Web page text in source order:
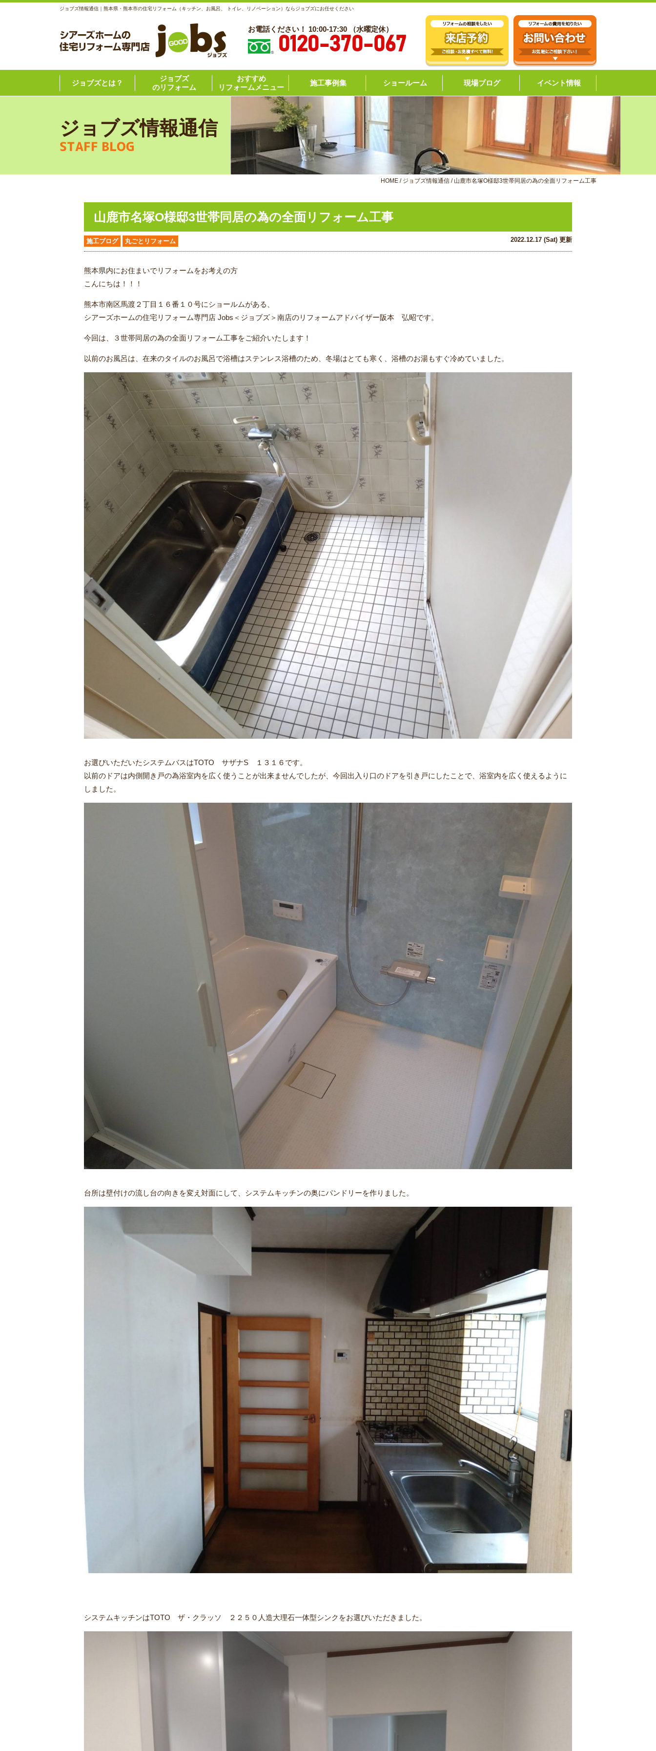
ジョブズ情報通信｜熊本県・熊本市の住宅リフォーム（キッチン、お風呂、 トイレ、リノベーション）ならジョブズにお任せください
お電話ください！ 10:00-17:30 （水曜定休）
0120-370-067
ジョブズとは？
ジョブズ
のリフォーム
おすすめ
リフォームメニュー
施工事例集 ショールーム 現場ブログ イベント情報
ジョブズ情報通信
STAFF BLOG
HOME / ジョブズ情報通信 / 山鹿市名塚O様邸3世帯同居の為の全面リフォーム工事
山鹿市名塚O様邸3世帯同居の為の全面リフォーム工事
施工ブログ 丸ごとリフォーム 2022.12.17 (Sat) 更新
熊本県内にお住まいでリフォームをお考えの方
こんにちは！！！
熊本市南区馬渡２丁目１６番１０号にショールムがある、
シアーズホームの住宅リフォーム専門店 Jobs＜ジョブズ＞南店のリフォームアドバイザー阪本 弘昭です。
今回は、３世帯同居の為の全面リフォーム工事をご紹介いたします！
以前のお風呂は、在来のタイルのお風呂で浴槽はステンレス浴槽のため、冬場はとても寒く、浴槽のお湯もすぐ冷めていました。
お選びいただいたシステムバスはTOTO サザナS １３１６です。
以前のドアは内側開き戸の為浴室内を広く使うことが出来ませんでしたが、今回出入り口のドアを引き戸にしたことで、浴室内を広く使えるように
しました。
台所は壁付けの流し台の向きを変え対面にして、システムキッチンの奥にパンドリーを作りました。
システムキッチンはTOTO ザ・クラッソ ２２５０人造大理石一体型シンクをお選びいただきました。